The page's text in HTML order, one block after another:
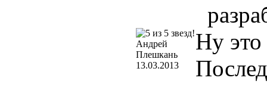
Андрей
Плешкань
13.03.2013
Ну это